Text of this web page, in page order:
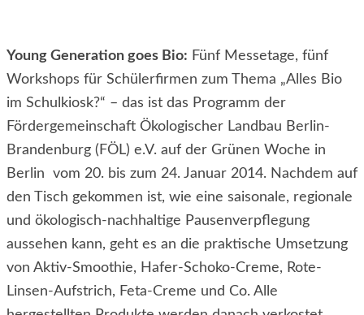
Young Generation goes Bio: Fünf Messetage, fünf
Workshops für Schülerfirmen zum Thema „Alles Bio
im Schulkiosk?“ – das ist das Programm der
Fördergemeinschaft Ökologischer Landbau Berlin-
Brandenburg (FÖL) e.V. auf der Grünen Woche in
Berlin vom 20. bis zum 24. Januar 2014. Nachdem auf
den Tisch gekommen ist, wie eine saisonale, regionale
und ökologisch-nachhaltige Pausenverpflegung
aussehen kann, geht es an die praktische Umsetzung
von Aktiv-Smoothie, Hafer-Schoko-Creme, Rote-
Linsen-Aufstrich, Feta-Creme und Co. Alle